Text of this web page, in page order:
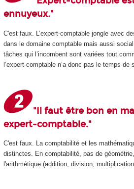
ennuyeux."
C'est faux. L’expert-comptable jongle avec
dans le domaine comptable mais aussi
tâches qui l’incombent sont variées tout
l’expert-comptable n’a donc pas le temps de
"Il faut être bon en
expert-comptable."
C'est faux. La comptabilité et les
distinctes. En comptabilité, pas de
l'arithmétique (addition, division,